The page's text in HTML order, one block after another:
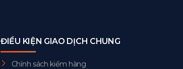
ĐIỀU KIỆN GIAO DỊCH CHUNG
Chính sách kiểm hàng